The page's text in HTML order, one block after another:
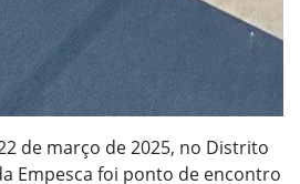
de março de 2025, no Distrito
Empesca foi ponto de encontro